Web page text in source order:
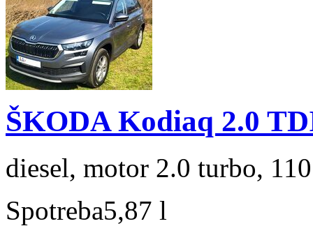
ŠKODA Kodiaq 2.0
diesel, motor 2.0 turbo,
Spotreba5,87 l